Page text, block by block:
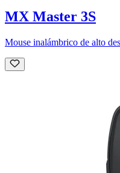
MX Master 3S
Mouse inalámbrico de alto